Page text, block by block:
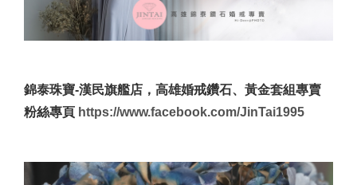
錦泰珠寶-漢民旗艦店，高雄婚戒鑽石、黃金套組專賣
粉絲專頁 https://www.facebook.com/JinTai1995